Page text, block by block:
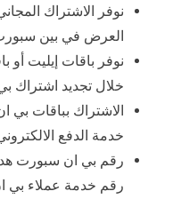
نوفر الاشتراك
العرض في بين
نوفر باقات إيليت أو
خلال تجديد اشتراك
الاشتراك بباقات بي
خدمة الدفع
رقم خدمة عملاء بي